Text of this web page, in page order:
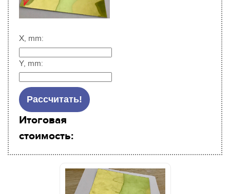
X, mm:
Y, mm:
Итоговая
стоимость:
Spuhl Virtu
Teckwin
Zund
Отражатели Anderson America
Отражатели BigPrinter